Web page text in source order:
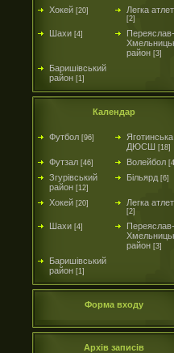
Хокей [20] Легка
[2]
Шахи [4]
Переяслав-
район [3]
Баришівський
район [1]
Календар
Футбол [96]
Яготинська
ДЮСШ [18]
Футзал [46] Волейбол
Згурівський
район [12]
Більярд [6]
Хокей [20] Легка
[2]
Шахи [4]
Переяслав-
район [3]
Баришівський
район [1]
Форма входу
Архів записів